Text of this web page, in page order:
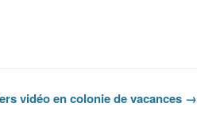
vidéo en colonie de vacances →